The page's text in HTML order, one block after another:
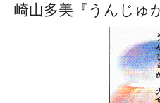
崎山多美『うんじゅ